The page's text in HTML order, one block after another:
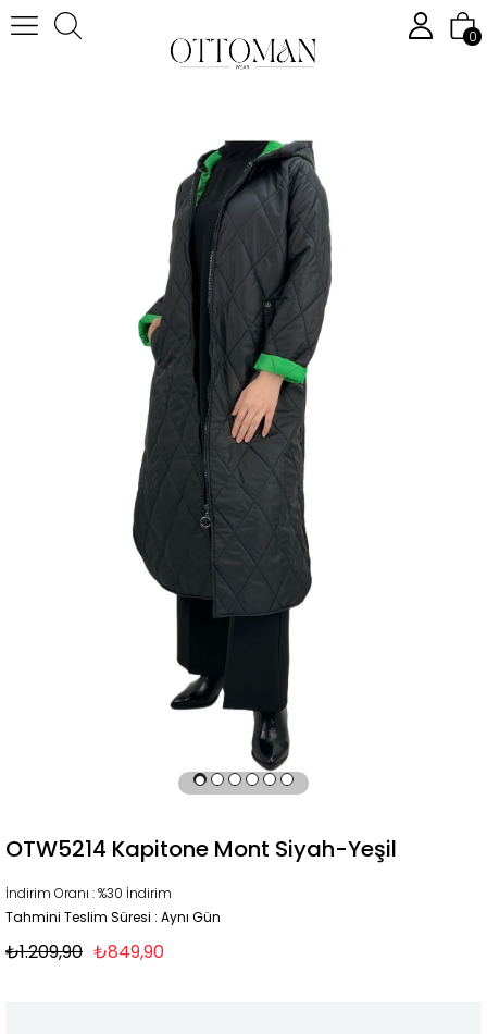
0
OTW5214 Kapitone Mont Siyah-Yeşil
İndirim Oranı :%30 İndirim
Tahmini Teslim Süresi : Aynı Gün
₺1.209,90 ₺849,90